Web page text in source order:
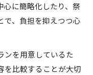
心に簡略化したり、祭
で、負担を抑えつつ心
ンを用意しているた
を比較することが大切